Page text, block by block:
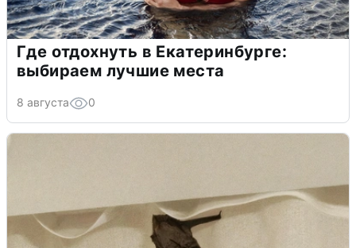
Где отдохнуть в Екатеринбурге:
выбираем лучшие места
8 августа 0